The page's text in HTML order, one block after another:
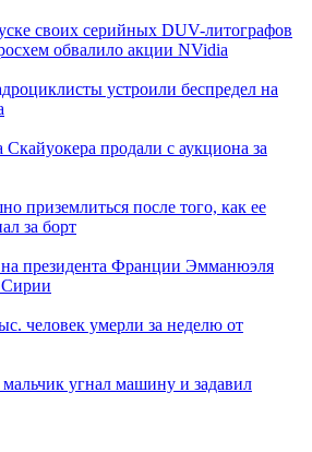
своих серийных DUV-литографов
обвалило акции NVidia
устроили беспредел на
продали с аукциона за
приземлиться после того, как ее
за борт
президента Франции Эмманюэля
человек умерли за неделю от
угнал машину и задавил